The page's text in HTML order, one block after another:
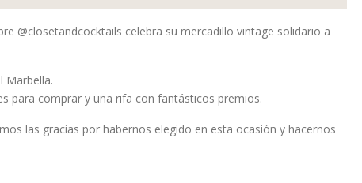
@closetandcocktails celebra su mercadillo vintage solidario a
Marbella.
para comprar y una rifa con fantásticos premios.
las gracias por habernos elegido en esta ocasión y hacernos